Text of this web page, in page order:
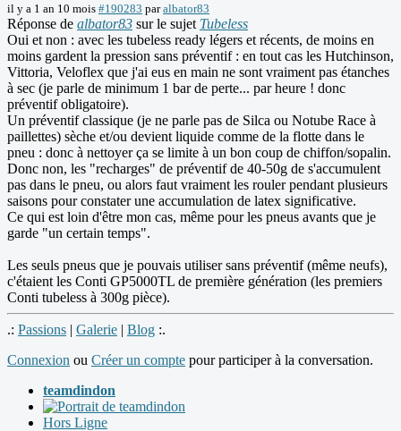
il y a 1 an 10 mois #190283 paralbator83
Réponse de albator83 sur le sujet Tubeless
Oui et non : avec les tubeless ready légers et récents, de moins en
moins gardent la pression sans préventif : en tout cas les Hutchinson,
Vittoria, Veloflex que j'ai eus en main ne sont vraiment pas étanches
à sec (je parle de minimum 1 bar de perte... par heure ! donc
préventif obligatoire).
Un préventif classique (je ne parle pas de Silca ou Notube Race à
paillettes) sèche et/ou devient liquide comme de la flotte dans le
pneu : donc à nettoyer ça se limite à un bon coup de chiffon/sopalin.
Donc non, les "recharges" de préventif de 40-50g de s'accumulent
pas dans le pneu, ou alors faut vraiment les rouler pendant plusieurs
saisons pour constater une accumulation de latex significative.
Ce qui est loin d'être mon cas, même pour les pneus avants que je
garde "un certain temps".
Les seuls pneus que je pouvais utiliser sans préventif (même neufs),
c'étaient les Conti GP5000TL de première génération (les premiers
Conti tubeless à 300g pièce).
.: Passions | Galerie | Blog :.
Connexion ou Créer un compte pour participer à la conversation.
teamdindon
Hors Ligne